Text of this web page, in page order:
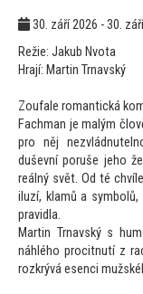
30. září 2026 - 30.
Režie: Jakub Nvota
Hrají: Martin Trnavský
Zoufale romantická
Fachman je malým
pro něj
duševní poruše jeho
reálný svět. Od té
iluzí, klamů a
pravidla.
Martin Trnavský s
náhlého procitnutí z
rozkrývá esenci